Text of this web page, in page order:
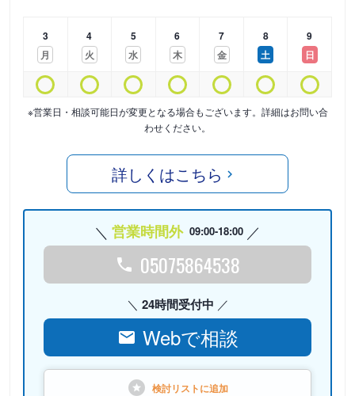
3
月
4
火
5
水
6
木
7
金
8
土
9
日
※営業日・相談可能日が変更となる場合もございます。詳細はお問い合
わせください。
詳しくはこちら
営業時間外 09:00-18:00
05075864538
24時間受付中
Webで相談
検討リストに追加